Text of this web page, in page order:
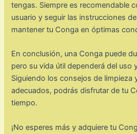
tengas. Siempre es recomendable
usuario y seguir las instrucciones
mantener tu Conga en óptimas
En conclusión, una Conga puede
pero su vida útil dependerá del uso
Siguiendo los consejos de limpieza
adecuados, podrás disfrutar de tu
tiempo.
¡No esperes más y adquiere tu